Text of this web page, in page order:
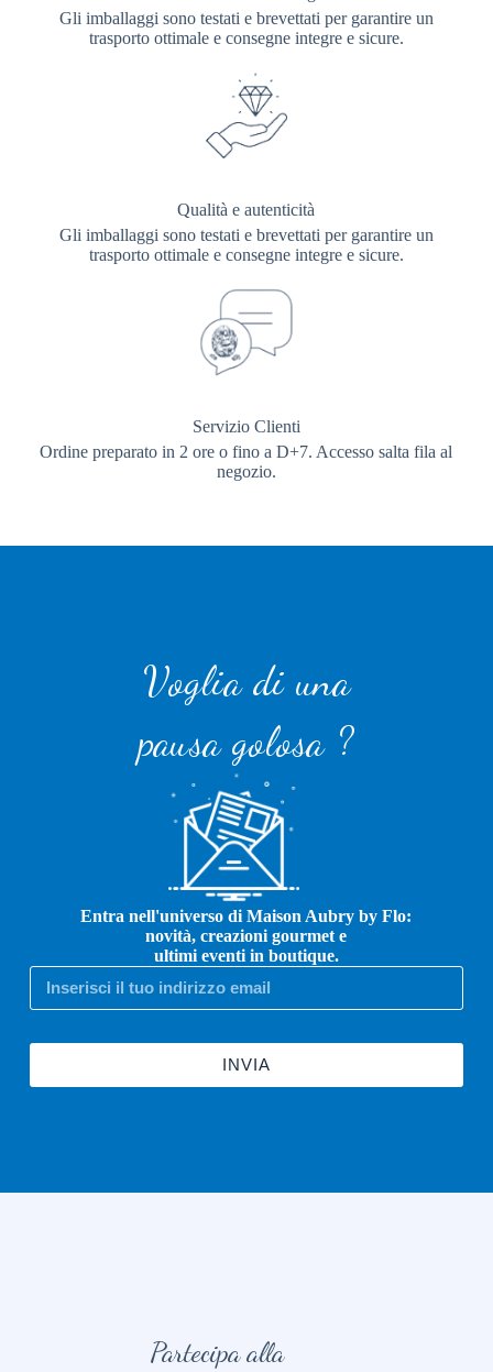
Gli imballaggi sono testati e brevettati per garantire un
trasporto ottimale e consegne integre e sicure.
Qualità e autenticità
Gli imballaggi sono testati e brevettati per garantire un
trasporto ottimale e consegne integre e sicure.
Servizio Clienti
Ordine preparato in 2 ore o fino a D+7. Accesso salta fila al
negozio.
Voglia di una
pausa golosa ?
Entra nell'universo di Maison Aubry by Flo:
novità, creazioni gourmet e
ultimi eventi in boutique.
INVIA
Partecipa alla